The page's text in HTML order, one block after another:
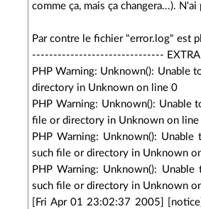
comme ça, mais ça changera...).
Par contre le fichier "error.log" est
-------------------------------
PHP Warning: Unknown(): Unable
directory in Unknown on line 0
PHP Warning: Unknown():
file or directory in Unknown on line
PHP Warning: Unknown():
such file or directory in Unknown
PHP Warning: Unknown():
such file or directory in Unknown
[Fri Apr 01 23:02:37 2005]